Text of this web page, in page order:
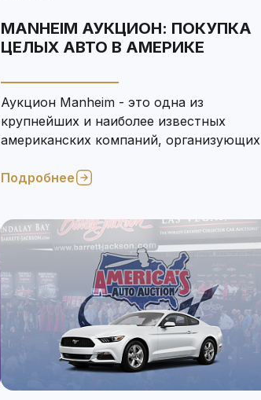
MANHEIM АУКЦИОН: ПОКУПКА
ЦЕЛЫХ АВТО В АМЕРИКЕ
Аукцион Manheim - это одна из
крупнейших и наиболее известных
американских компаний, организующих
Подробнее